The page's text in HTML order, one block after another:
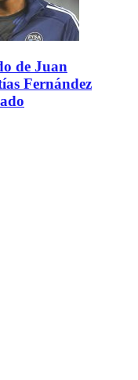
de Juan
Fernández